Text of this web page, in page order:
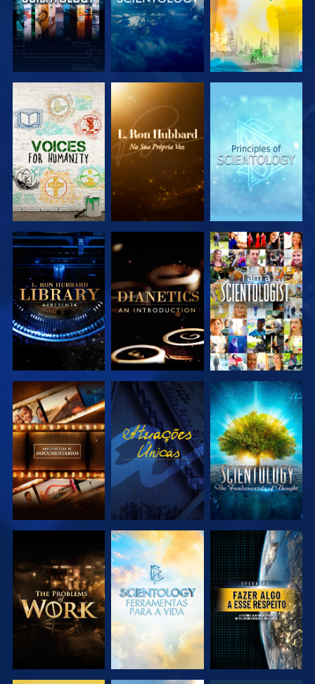
EXPLORAR A
SÉRIE
EXPLORAR A
SÉRIE
EXPLORAR A
SÉRIE
EXPLORAR A
SÉRIE
EXPLORAR A
SÉRIE
VER
EXPLORAR A
SÉRIE
VER
EXPLORAR A
SÉRIE
EXPLORAR A
SÉRIE
EXPLORAR A
SÉRIE
VER